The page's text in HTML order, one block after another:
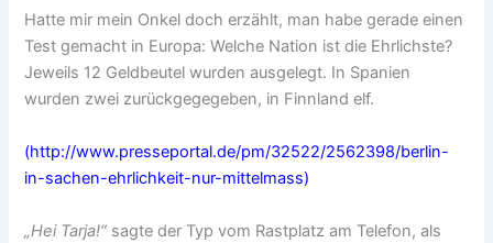
Hatte mir mein Onkel doch erzählt, man habe gerade einen
Test gemacht in Europa: Welche Nation ist die Ehrlichste?
Jeweils 12 Geldbeutel wurden ausgelegt. In Spanien
wurden zwei zurückgegegeben, in Finnland elf.
(http://www.presseportal.de/pm/32522/2562398/berlin-
in-sachen-ehrlichkeit-nur-mittelmass)
„Hei Tarja!“ sagte der Typ vom Rastplatz am Telefon, als